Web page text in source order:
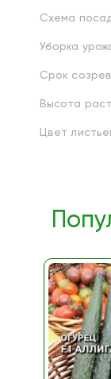
Схема
Уборка
Срок
Высота
Цвет